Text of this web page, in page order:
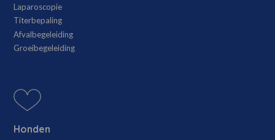
Laparoscopie
Titerbepaling
Afvalbegeleiding
Groeibegeleiding
Honden